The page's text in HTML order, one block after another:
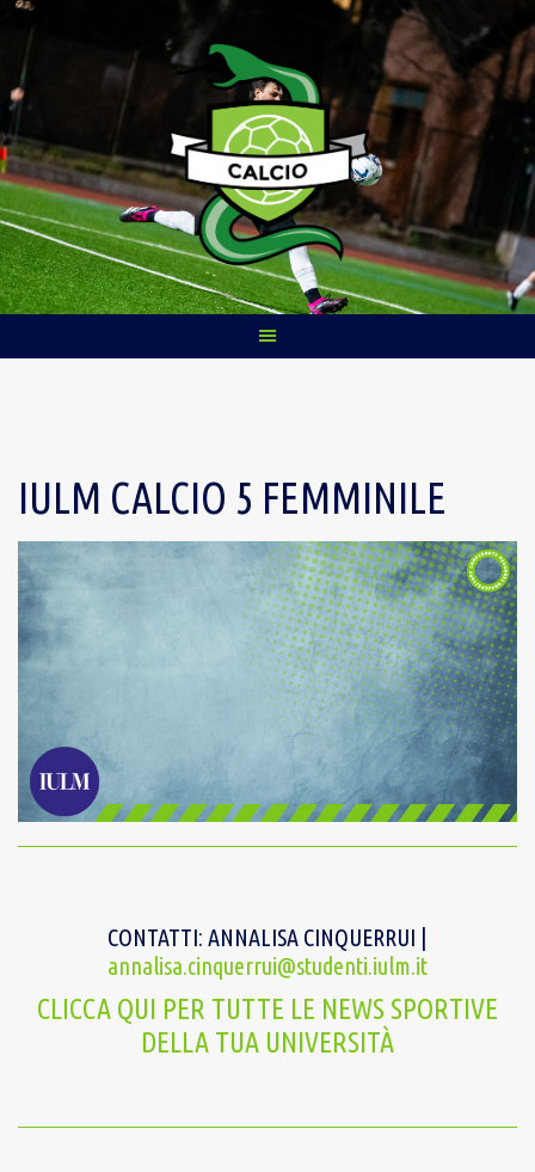
Skip
content
IULM CALCIO 5 FEMMINILE
CONTATTI: ANNALISA CINQUERRUI |
annalisa.cinquerrui@studenti.iulm.it
CLICCA QUI PER TUTTE LE NEWS SPORTIVE
DELLA TUA UNIVERSITÀ